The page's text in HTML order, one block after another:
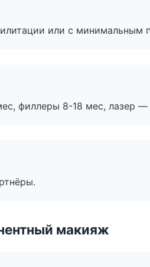
или с минимальным
филлеры 8-18 мес, лазер —
макияж